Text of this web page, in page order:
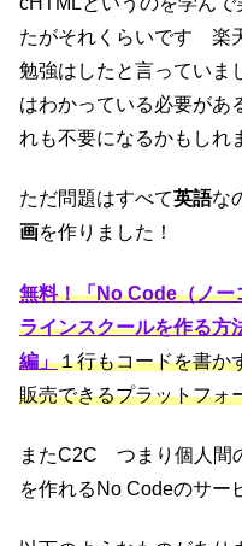
たがそれくらいです 楽
勉強はしたと言ってい
はわかっている必要が
れも不要になるかもしれ
ただ問題はすべて英語な
画を作りました！
無料！「No Code（ノー
ラインスクールを作る
編」１行もコードを書か
販売できるプラットフォ
またC2C つまり個人間
を作れるNo Codeのサー